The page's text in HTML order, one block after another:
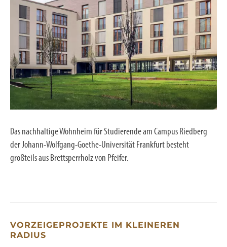
Das nachhaltige Wohnheim für Studierende am Campus Riedberg
der Johann-Wolfgang-Goethe-Universität Frankfurt besteht
großteils aus Brettsperrholz von Pfeifer.
VORZEIGEPROJEKTE IM KLEINEREN
RADIUS